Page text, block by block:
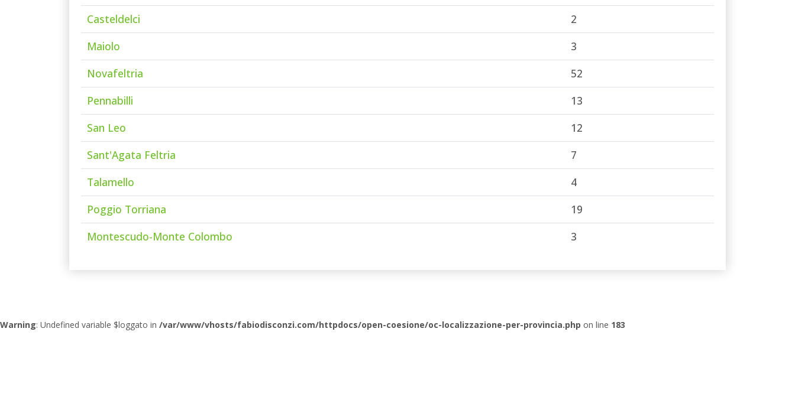
Casteldelci
2
Maiolo
3
Novafeltria
52
Pennabilli
13
San Leo
12
Sant'Agata Feltria
7
Talamello
4
Poggio Torriana
19
Montescudo-Monte Colombo
3
Warning: Undefined variable $loggato in /var/www/vhosts/fabiodisconzi.com/httpdocs/open-coesione/oc-localizzazione-per-provincia.php on line 183